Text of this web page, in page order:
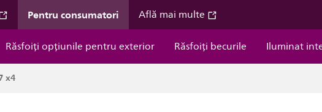
Pentru consumatori Află mai multe
Răsfoiți opțiunile pentru exterior Răsfoiți becurile Iluminat
x4